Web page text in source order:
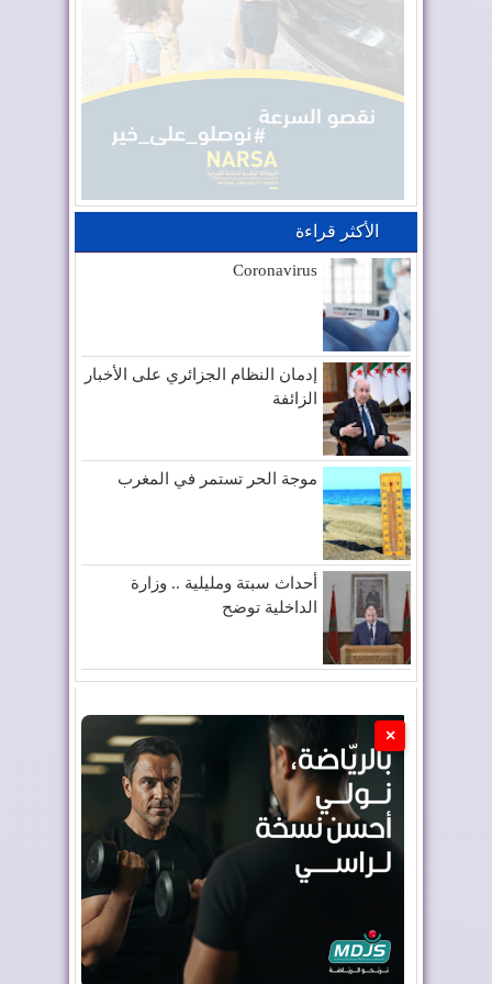
الأكثر قراءة
Coronavirus
إدمان النظام الجزائري على الأخبار
الزائفة
موجة الحر تستمر في المغرب
أحداث سبتة ومليلية .. وزارة
الداخلية توضح
×